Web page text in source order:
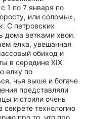
1 по 7 января по
или соломы»,
С петровских
дома ветками хвои.
елка, увешанная
обиход и
в середине XIX
елку по
чья выше и богаче
представляли
и стоили очень
технологию
про то, что про